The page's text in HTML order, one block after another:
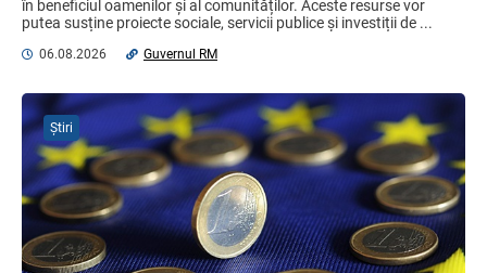
04.08.2026
Domenii supuse controalelor fiscale
operative în luna august 2026
05.08.2026 Serviciul Fiscal de Stat
Opinia comunității profesionale a
auditorilor interni în procesul de aliniere
la standardele internaționale și bunele
practici
în beneficiul oamenilor și al comunităților. Aceste resurse vor
putea susține proiecte sociale, servicii publice și investiții de ...
06.08.2026 Guvernul RM
Știri